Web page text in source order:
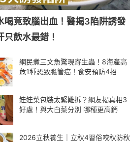
喝竟致腦出血！醫揭3陷阱誘發
飲水最錯！
網民煮三文魚驚現寄生蟲！8海產高
危1種恐致膽管癌！食安預防4招
娃娃菜包裝太緊難拆？網友揭真相3
好處！與大白菜分別 哪種更高鈣
2026立秋養生｜立秋4習俗咬秋防秋